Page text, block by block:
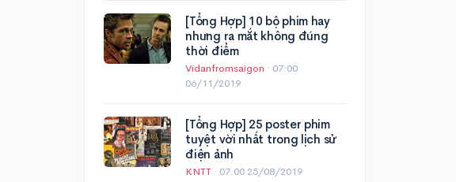
[Tổng Hợp] 10 bộ phim hay
nhưng ra mắt không đúng
thời điểm
Vidanfromsaigon · 07:00
06/11/2019
[Tổng Hợp] 25 poster phim
tuyệt vời nhất trong lịch sử
điện ảnh
KNTT · 07:00 25/08/2019